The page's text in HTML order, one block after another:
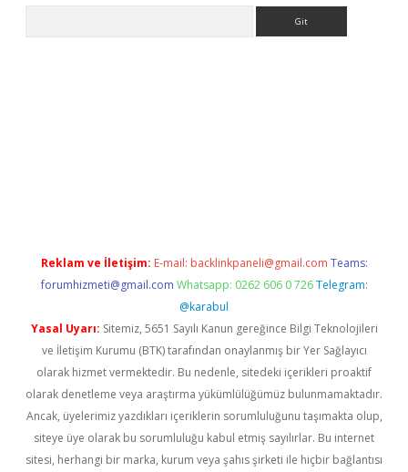
Reklam ve İletişim: E-mail: backlinkpaneli@gmail.com Teams:
forumhizmeti@gmail.com Whatsapp: 0262 606 0 726 Telegram:
@karabul
Yasal Uyarı: Sitemiz, 5651 Sayılı Kanun gereğince Bilgi Teknolojileri
ve İletişim Kurumu (BTK) tarafından onaylanmış bir Yer Sağlayıcı
olarak hizmet vermektedir. Bu nedenle, sitedeki içerikleri proaktif
olarak denetleme veya araştırma yükümlülüğümüz bulunmamaktadır.
Ancak, üyelerimiz yazdıkları içeriklerin sorumluluğunu taşımakta olup,
siteye üye olarak bu sorumluluğu kabul etmiş sayılırlar. Bu internet
sitesi, herhangi bir marka, kurum veya şahıs şirketi ile hiçbir bağlantısı